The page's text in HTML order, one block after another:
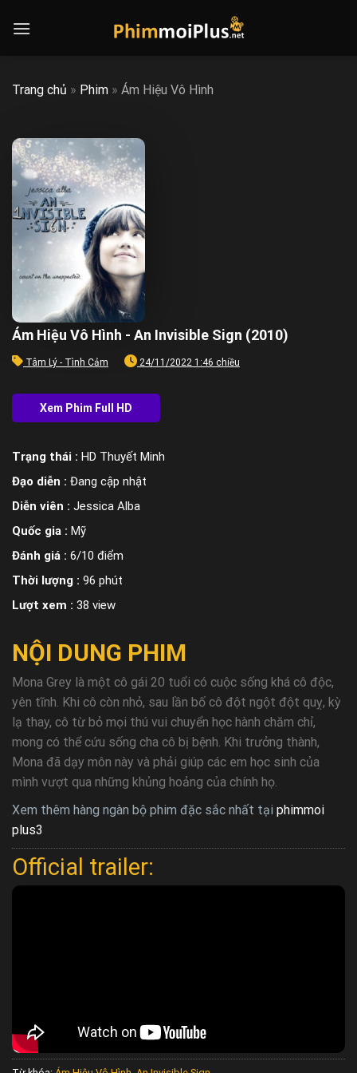
Trang chủ » Phim » Ám Hiệu Vô Hình
Ám Hiệu Vô Hình - An Invisible Sign (2010)
Tâm Lý - Tình Cảm 24/11/2022 1:46 chiều
Trạng thái : HD Thuyết Minh
Đạo diễn : Đang cập nhật
Diễn viên : Jessica Alba
Quốc gia : Mỹ
Đánh giá : 6/10 điểm
Thời lượng : 96 phút
Lượt xem : 38 view
NỘI DUNG PHIM
Mona Grey là một cô gái 20 tuổi có cuộc sống khá cô độc,
yên tĩnh. Khi cô còn nhỏ, sau lần bố cô đột ngột đột quỵ, kỳ
lạ thay, cô từ bỏ mọi thú vui chuyển học hành chăm chỉ,
mong có thể cứu sống cha cô bị bệnh. Khi trưởng thành,
Mona đã dạy môn này và phải giúp các em học sinh của
mình vượt qua những khủng hoảng của chính họ.
Xem thêm hàng ngàn bộ phim đặc sắc nhất tại phimmoi
plus3
Official trailer: